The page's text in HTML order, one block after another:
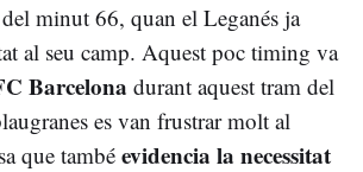
minut 66, quan el Leganés ja
al seu camp. Aquest poc timing va
Barcelona durant aquest tram del
es van frustrar molt al
que tambéevidencia la necessitat